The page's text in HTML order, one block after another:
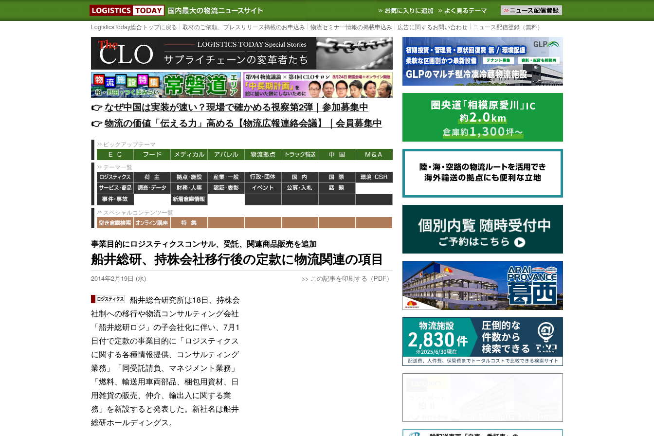
LOGISTICS TODAY｜国内最大の物流ニュースサイト3PL, SCMなど国内外の最新の物流ニュースをお届けします。物流ニュースメール配信を登録す
お気に入りに追加 よく見るテーマ
LogisticsToday総合トップに戻る 取材のご依頼、プレスリリース掲載のお申込み 物流セミナー情報の掲載申込み 広告に関するお問い合わせ ニュース配信登録（無料）
👉️なぜ中国は実装が速い？現場で確かめる視察第2弾｜参加募集中
👉️物流の価値「伝える力」高める【物流広報連絡会議】｜会員募集中
ピックアップテーマ
テーマ一覧
スペシャルコンテンツ一覧
事業目的にロジスティクスコンサル、受託、関連商品販売を追加
船井総研、持株会社移行後の定款に物流関連の項目
2014年2月19日 (水) >> この記事を印刷する（PDF）
船井総合研究所は18日、持株会
社制への移行や物流コンサルティング会社
「船井総研ロジ」の子会社化に伴い、7月1
日付で定款の事業目的に「ロジスティクス
に関する各種情報提供、コンサルティング
業務」「同受託請負、マネジメント業務」
「燃料、輸送用車両部品、梱包用資材、日
用雑貨の販売、仲介、輸出入に関する業
務」を新設すると発表した。新社名は船井
総研ホールディングス。